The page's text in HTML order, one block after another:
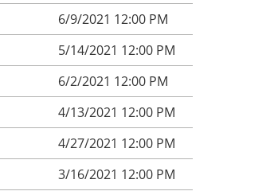
6/9/2021 12:00 PM
5/14/2021 12:00 PM
6/2/2021 12:00 PM
4/13/2021 12:00 PM
4/27/2021 12:00 PM
3/16/2021 12:00 PM